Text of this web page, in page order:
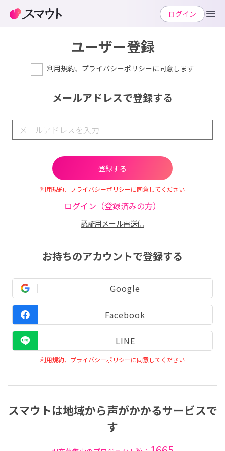
ユーザー登録
利用規約、 プライバシーポリシーに同意します
メールアドレスで登録する
利用規約、プライバシーポリシーに同意してください
ログイン（登録済みの方）
認証用メール再送信
お持ちのアカウントで登録する
Google
Facebook
LINE
利用規約、プライバシーポリシーに同意してください
スマウトは地域から声がかかるサービスで
す
ログイン